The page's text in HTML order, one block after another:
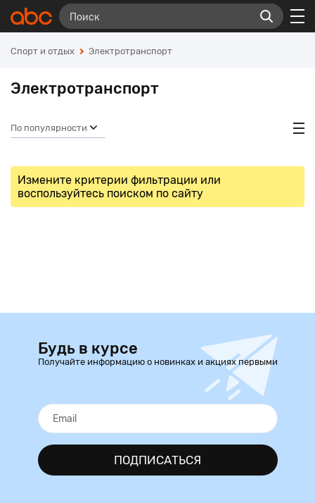
Спорт и отдых Электротранспорт
Электротранспорт
По популярности
Измените критерии фильтрации или
воспользуйтесь поиском по сайту
Будь в курсе
Получайте информацию о новинках и акциях первыми
ПОДПИСАТЬСЯ